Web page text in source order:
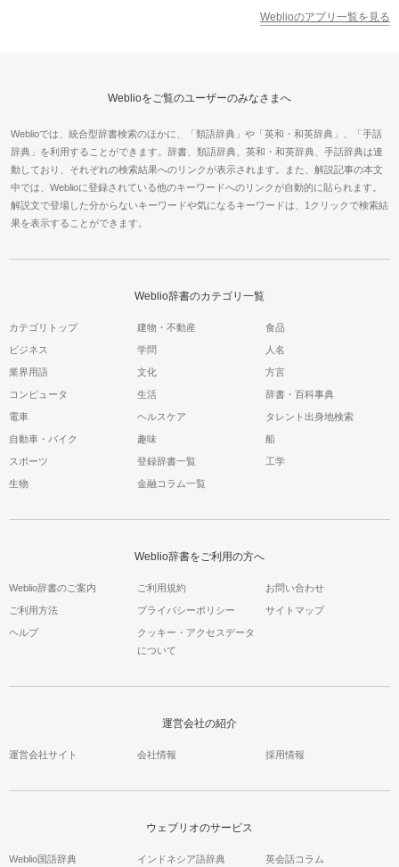
Weblioのアプリ一覧を見る
Weblioをご覧のユーザーのみなさまへ
Weblioでは、統合型辞書検索のほかに、「類語辞典」や「英和・和英辞典」、「手話
辞典」を利用することができます。辞書、類語辞典、英和・和英辞典、手話辞典は連
動しており、それぞれの検索結果へのリンクが表示されます。また、解説記事の本文
中では、Weblioに登録されている他のキーワードへのリンクが自動的に貼られます。
解説文で登場した分からないキーワードや気になるキーワードは、1クリックで検索結
果を表示することができます。
Weblio辞書のカテゴリ一覧
カテゴリトップ 建物・不動産 食品
ビジネス 学問 人名
業界用語 文化 方言
コンピュータ 生活 辞書・百科事典
電車 ヘルスケア タレント出身地検索
自動車・バイク 趣味 船
スポーツ 登録辞書一覧 工学
生物 金融コラム一覧
Weblio辞書をご利用の方へ
Weblio辞書のご案内 ご利用規約 お問い合わせ
ご利用方法 プライバシーポリシー サイトマップ
ヘルプ
クッキー・アクセスデータ
について
運営会社の紹介
運営会社サイト 会社情報 採用情報
ウェブリオのサービス
Weblio国語辞典 インドネシア語辞典 英会話コラム